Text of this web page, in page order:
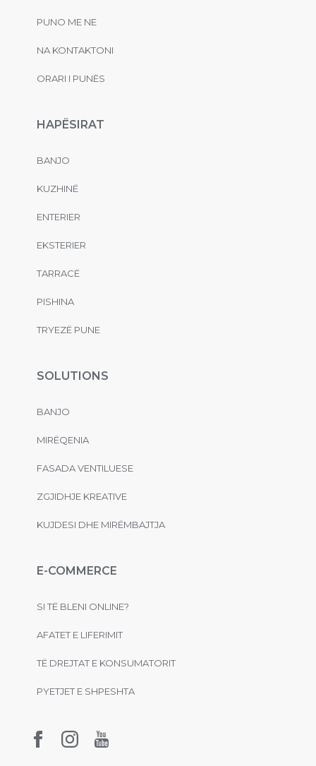
PUNO ME NE
NA KONTAKTONI
ORARI I PUNËS
HAPËSIRAT
BANJO
KUZHINË
ENTERIER
EKSTERIER
TARRACË
PISHINA
TRYEZË PUNE
SOLUTIONS
BANJO
MIRËQENIA
FASADA VENTILUESE
ZGJIDHJE KREATIVE
KUJDESI DHE MIRËMBAJTJA
E-COMMERCE
SI TË BLENI ONLINE?
AFATET E LIFERIMIT
TË DREJTAT E KONSUMATORIT
PYETJET E SHPESHTA